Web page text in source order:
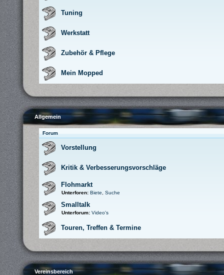
Tuning
Werkstatt
Zubehör & Pflege
Mein Mopped
Allgemein
Forum
Vorstellung
Kritik & Verbesserungsvorschläge
Flohmarkt
Unterforen: Biete Suche
Smalltalk
Unterforum: Video's
Touren, Treffen & Termine
Vereinsbereich